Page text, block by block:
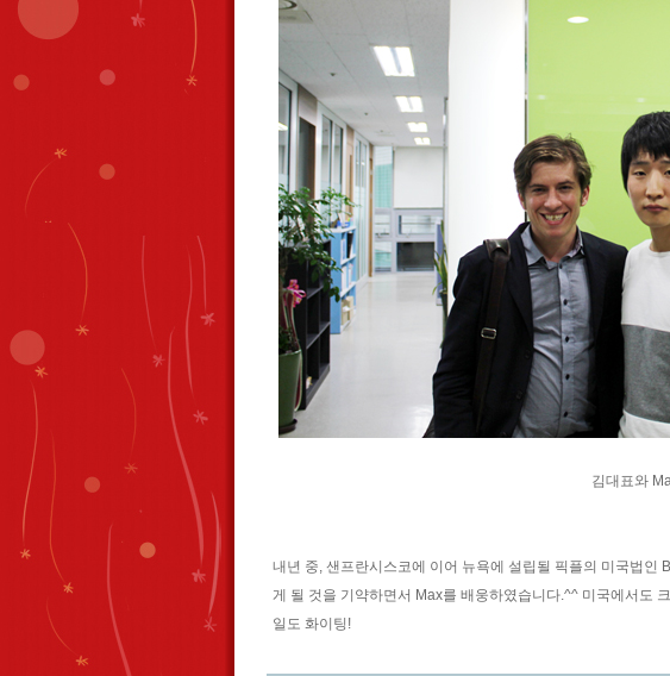
김대표와
내년 중, 샌프란시스코에 이어 뉴욕에 설립될 픽플의 미국법인
게 될 것을 기약하면서 Max를 배웅하였습니다.^^ 미국에서도
일도 화이팅!